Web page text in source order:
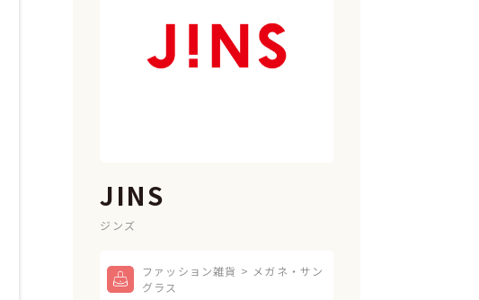
JINS
ジンズ
ファッション雑貨 > メガネ・サン
グラス